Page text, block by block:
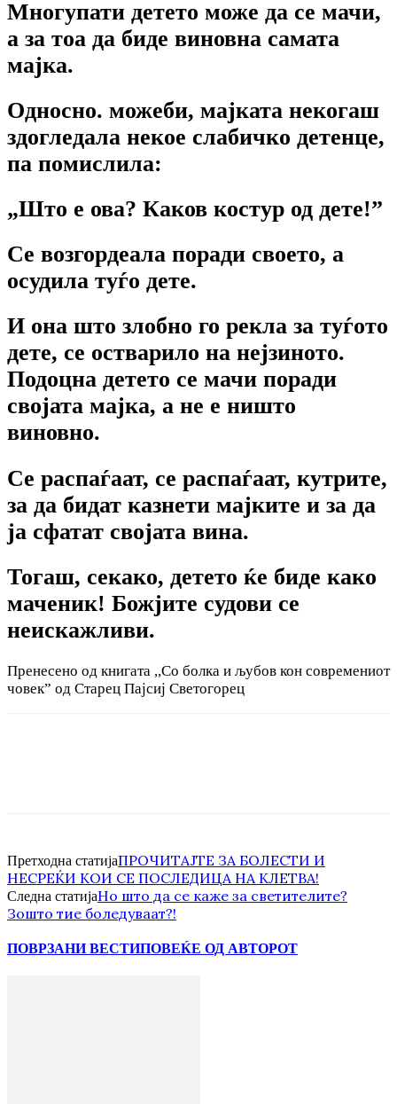
Многупати детето може да се мачи,
а за тоа да биде виновна самата
мајка.
Односно. можеби, мајката некогаш
здогледала некое слабичко детенце,
па помислила:
„Што е ова? Каков костур од дете!”
Се возгордеала поради своето, a
осудила туѓо дете.
И она што злобно го рекла за туѓото
дете, се остварило на нејзиното.
Подоцна детето се мачи поради
својата мајка, а не е ништо
виновно.
Се распаѓаат, се распаѓаат, кутрите,
за да бидат казнети мајките и за да
ја сфатат својата вина.
Тогаш, секако, детето ќе биде како
маченик! Божјите судови се
неискажливи.
Пренесено од книгата ,,Со болка и љубов кон современиот
човек” од Старец Пајсиј Светогорец
Претходна статијаПРОЧИТАЈТЕ ЗА БОЛЕСТИ И
НЕСРЕЌИ КОИ СЕ ПОСЛЕДИЦА НА КЛЕТВА!
Следна статијаНо што да се каже за светителите?
Зошто тие боледуваат?!
ПОВРЗАНИ ВЕСТИПОВЕЌЕ ОД АВТОРОТ